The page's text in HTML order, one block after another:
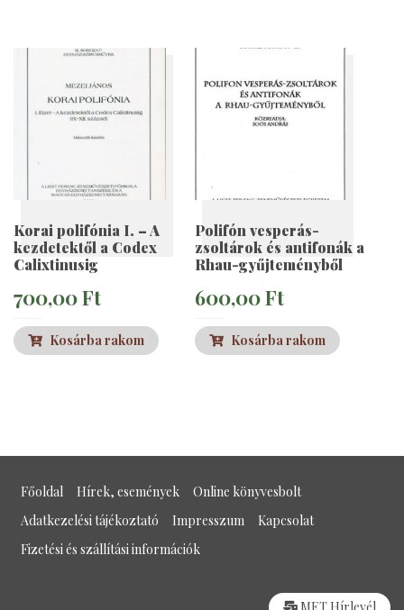
Korai polifónia I. – A
kezdetektől a Codex
Calixtinusig
700,00Ft
Kosárba rakom
Polifón vesperás-
zsoltárok és antifonák a
Rhau-gyűjteményből
600,00Ft
Kosárba rakom
Főoldal Hírek, események
Online könyvesbolt
Adatkezelési tájékoztató
Impresszum
Kapcsolat
Fizetési és szállítási információk